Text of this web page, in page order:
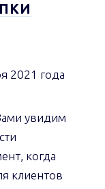
2021 года
увидим
когда
клиентов